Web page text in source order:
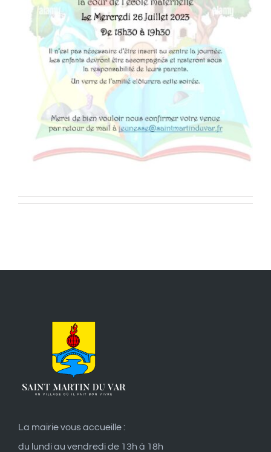
La mairie vous accueille :
du lundi au vendredi de 13h à 18h